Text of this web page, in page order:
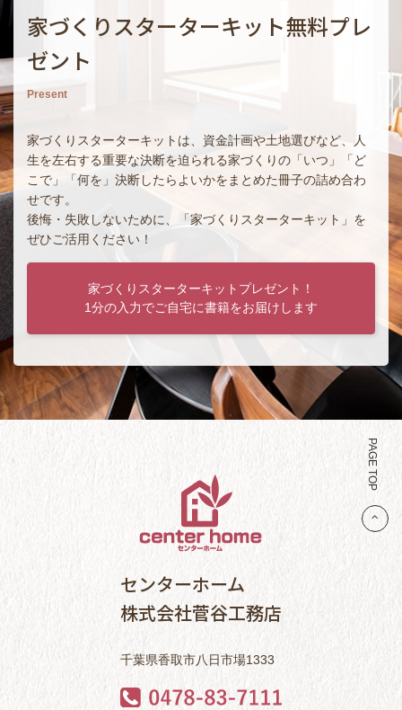
家づくりスターターキット無料プレ
ゼント
Present
家づくりスターターキットは、資金計画や土地選びなど、人
生を左右する重要な決断を迫られる家づくりの「いつ」「ど
こで」「何を」決断したらよいかをまとめた冊子の詰め合わ
せです。
後悔・失敗しないために、「家づくりスターターキット」を
ぜひご活用ください！
家づくりスターターキットプレゼント！
1分の入力でご自宅に書籍をお届けします
PAGE TOP
センターホーム
株式会社菅谷工務店
千葉県香取市八日市場1333